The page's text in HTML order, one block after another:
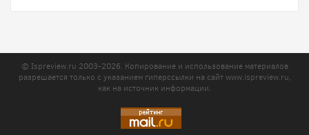
© Ispreview.ru 2003-2026. Копирование и использование материалов
разрешается только с указанием гиперссылки на сайтwww.ispreview.ru,
как на источник информации.